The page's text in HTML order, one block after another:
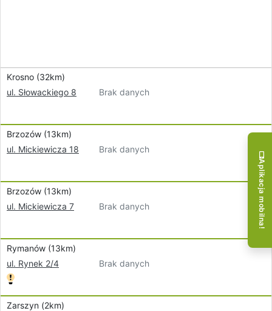
Krosno (32km)
ul. Słowackiego 8
Brak danych
Brzozów (13km)
ul. Mickiewicza 18
Brak danych
Brzozów (13km)
ul. Mickiewicza 7
Brak danych
Rymanów (13km)
ul. Rynek 2/4
Brak danych
Zarszyn (2km)
Aplikacja mobilna!